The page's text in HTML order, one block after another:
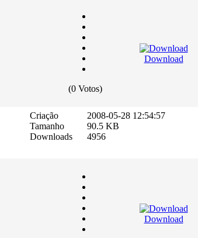
(0 Votos)
Download
Criação
Tamanho
Downloads
2008-05-28 12:54:57
90.5 KB
4956
Download